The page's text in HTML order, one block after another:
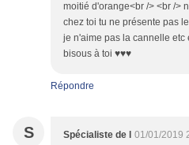
moitié d'orange<br /> <br />
chez toi tu ne présente pas
je n'aime pas la cannelle etc
bisous à toi ♥♥♥
Répondre
S Spécialiste de l
01/01/2019